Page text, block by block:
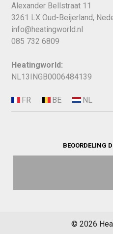
Alexander Bellstraat 11
3261 LX Oud-Beijerland,
info@heatingworld.nl
085 732 6809
Heatingworld:
NL13INGB0006484139
BEOORDELING
© 2026